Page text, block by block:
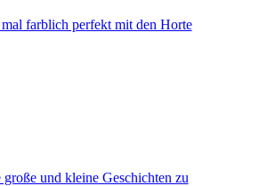
farblich perfekt mit den Horte
und kleine Geschichten zu